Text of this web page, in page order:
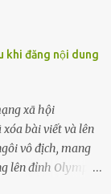
có phạm sai
lớn tuổi
khi đăng nội dung
xã hội
bài viết và lên
vô địch, mang
lên đỉnh Olympia.